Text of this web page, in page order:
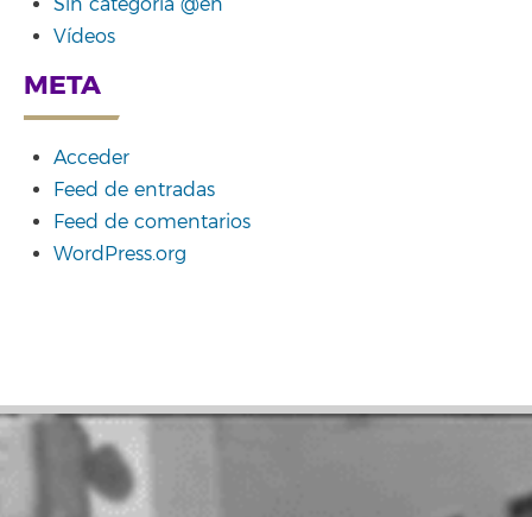
Vídeos
META
Acceder
Feed de entradas
Feed de comentarios
WordPress.org